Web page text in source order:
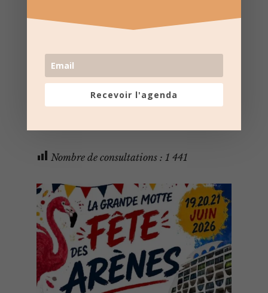
Recevoir l'agenda chaque
semaine
Nombre de consultations : 1 441
Recevoir l'agenda